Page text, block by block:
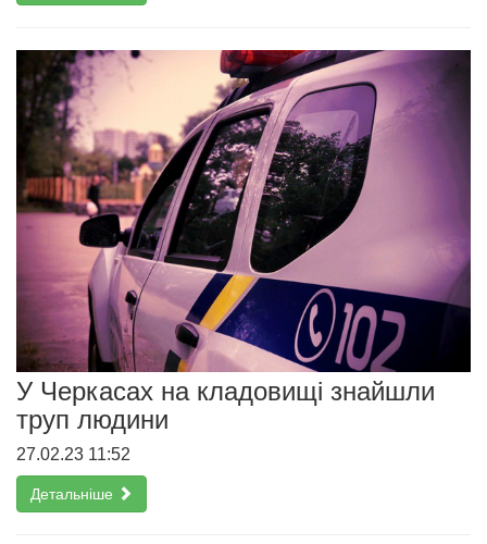
У Черкасах на кладовищі знайшли
труп людини
27.02.23 11:52
Детальніше